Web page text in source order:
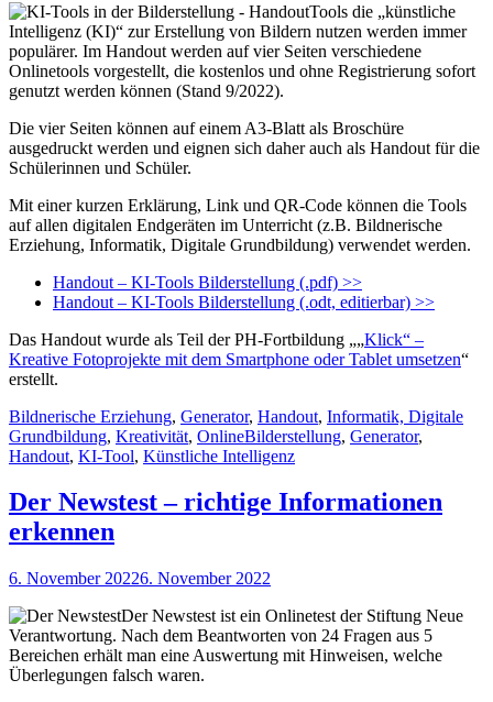
Tools die „künstliche
Intelligenz (KI)“ zur Erstellung von Bildern nutzen werden immer
populärer. Im Handout werden auf vier Seiten verschiedene
Onlinetools vorgestellt, die kostenlos und ohne Registrierung sofort
genutzt werden können (Stand 9/2022).
Die vier Seiten können auf einem A3-Blatt als Broschüre
ausgedruckt werden und eignen sich daher auch als Handout für die
Schülerinnen und Schüler.
Mit einer kurzen Erklärung, Link und QR-Code können die Tools
auf allen digitalen Endgeräten im Unterricht (z.B. Bildnerische
Erziehung, Informatik, Digitale Grundbildung) verwendet werden.
Handout – KI-Tools Bilderstellung (.pdf) >>
Handout – KI-Tools Bilderstellung (.odt, editierbar) >>
Das Handout wurde als Teil der PH-Fortbildung „„Klick“ –
Kreative Fotoprojekte mit dem Smartphone oder Tablet umsetzen“
erstellt.
Kategorien
Bildnerische Erziehung, Generator, Handout, Informatik, Digitale
Grundbildung, Kreativität, OnlineSchlagworte
Bilderstellung, Generator,
Handout, KI-Tool, Künstliche Intelligenz
Der Newstest – richtige Informationen
erkennen
Veröffentlicht
6. November 20226. November 2022
Der Newstest ist ein Onlinetest der Stiftung Neue
Verantwortung. Nach dem Beantworten von 24 Fragen aus 5
Bereichen erhält man eine Auswertung mit Hinweisen, welche
Überlegungen falsch waren.